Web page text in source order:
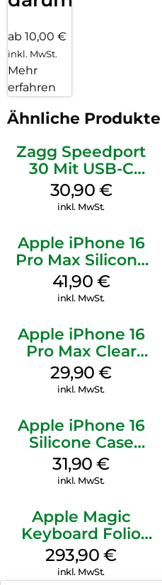
ab 10,00 €
inkl. MwSt.
Mehr
erfahren
Ähnliche Produkte
Zagg Speedport
30 Mit USB-C
Kabel Weiß
30,90 €
inkl. MwSt.
Apple iPhone 16
Pro Max Silicone
Case MagSafe
Ultramarine
41,90 €
inkl. MwSt.
Apple iPhone 16
Pro Max Clear
Case MagSafe
Transparent
29,90€
inkl. MwSt.
Apple iPhone 16
Silicone Case
MagSafe Fuchsia
31,90€
inkl. MwSt.
Apple Magic
Keyboard Folio
iPad 10.9″ (10.Gen.)
Weiß
293,90€
inkl. MwSt.